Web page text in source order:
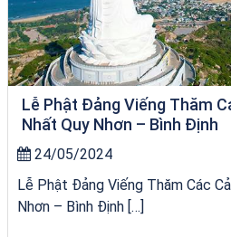
Lễ Phật Đảng Viếng Thăm
Nhất Quy Nhơn – Bình Định
24/05/2024
Lễ Phật Đảng Viếng Thăm Các
Nhơn – Bình Định […]